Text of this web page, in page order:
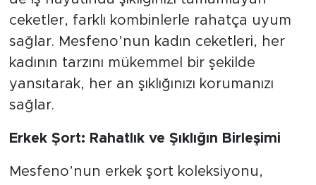
ceketler, farklı kombinlerle rahatça uyum
sağlar. Mesfeno’nun kadın ceketleri, her
kadının tarzını mükemmel bir şekilde
yansıtarak, her an şıklığınızı korumanızı
sağlar.
Erkek Şort: Rahatlık ve Şıklığın Birleşimi
Mesfeno’nun erkek şort koleksiyonu,